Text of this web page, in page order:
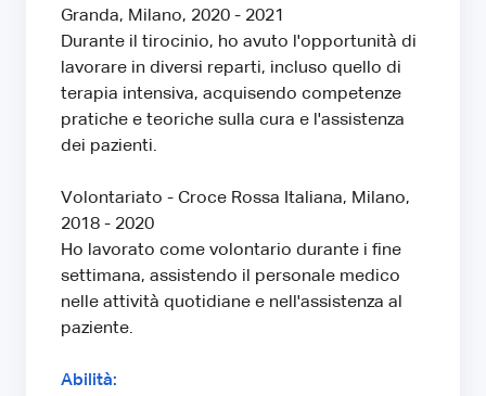
Granda, Milano, 2020 - 2021
Durante il tirocinio, ho avuto l'opportunità di
lavorare in diversi reparti, incluso quello di
terapia intensiva, acquisendo competenze
pratiche e teoriche sulla cura e l'assistenza
dei pazienti.
Volontariato - Croce Rossa Italiana, Milano,
2018 - 2020
Ho lavorato come volontario durante i fine
settimana, assistendo il personale medico
nelle attività quotidiane e nell'assistenza al
paziente.
Abilità: